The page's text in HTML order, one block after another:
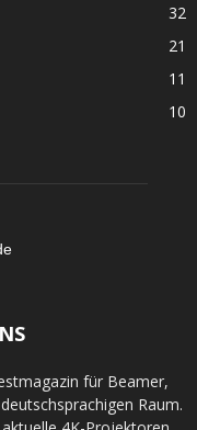
32
21
11
10
für Beamer,
Raum.